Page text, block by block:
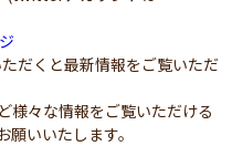
だくと最新情報をご覧いただ
様々な情報をご覧いただける
いいたします。